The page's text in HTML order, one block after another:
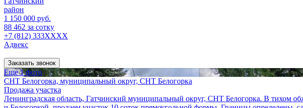
район
1 150 000 руб.
88 462 за сотку
+7 (812) 333XXXX
Адвекс
Заказать звонок
Еще 1 фото
СНТ Белогорка, муниципальный округ, СНТ Белогорка
Продажа участка
Ленинградская область, Гатчинский муниципальный округ, СНТ Белогорка. В тихом